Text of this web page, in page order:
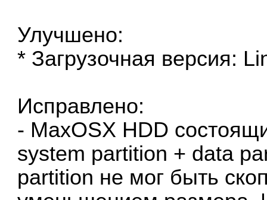
Улучшено:
* Загрузочная версия:
Исправлено:
- MaxOSX HDD
system partition + data
partition не мог быть